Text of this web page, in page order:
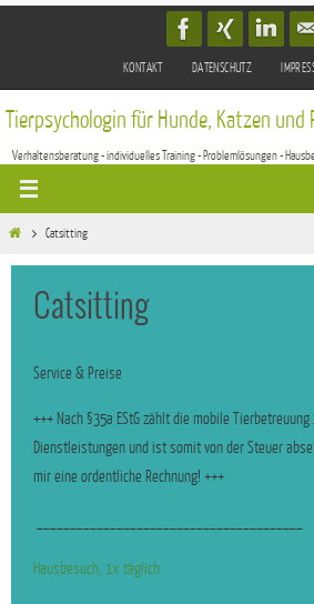
KONTAKT DATENSCHUTZ
Tierpsychologin für Hunde, Katzen und
Verhaltensberatung - individuelles Training - Problemlösungen -
Start Catsitting
Catsitting
Service & Preise
+++ Nach §35a EStG zählt die mobile
Dienstleistungen und ist somit von der Steuer
mir eine ordentliche Rechnung! +++
Hausbesuch, 1x täglich